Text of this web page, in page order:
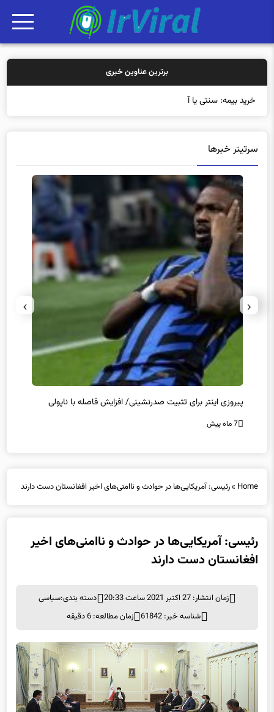
برترین عناوین خبری
خرید بیمه: سنتی یا آنلاین؟ کدامی
سرتیتر خبرها
پیروزی اینتر برای تثبیت صدرنشینی/ افزایش فاصله با ناپولی
7 ماه پیش
‹
›
Home
»رئیسی: آمریکایی‌ها در حوادث و ناامنی‌های اخیر افغانستان دست دارند
رئیسی: آمریکایی‌ها در حوادث و ناامنی‌های اخیر
افغانستان دست دارند
زمان انتشار: 27 اکتبر 2021 ساعت 20:33 دسته بندی:سیاسی
شناسه خبر: 61842
زمان مطالعه: 6 دقیقه